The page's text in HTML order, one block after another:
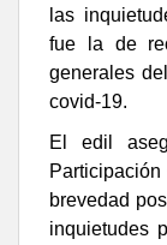
las
fue la de
generales
covid-19.
El edil
brevedad
inquietudes